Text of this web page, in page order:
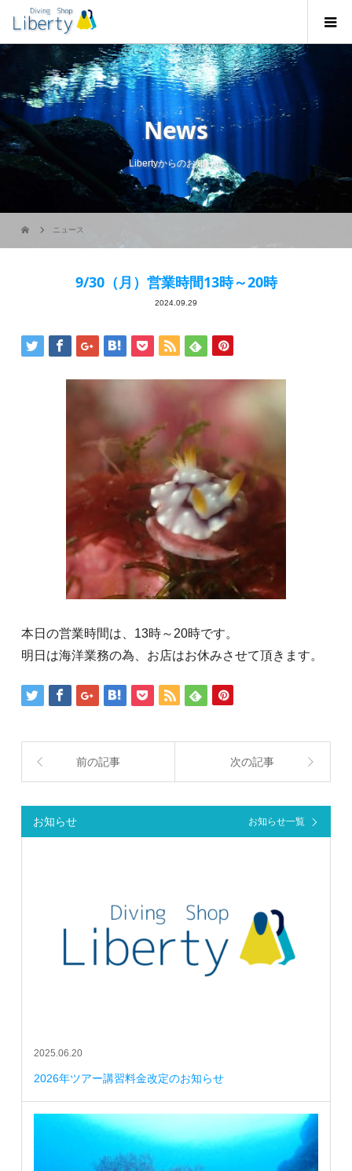
News
Libertyからのお知らせ
ニュース
9/30（月）営業時間13時～20時
2024.09.29
本日の営業時間は、13時～20時です。
明日は海洋業務の為、お店はお休みさせて頂きます。
前の記事 次の記事
お知らせ お知らせ一覧
2025.06.20
2026年ツアー講習料金改定のお知らせ